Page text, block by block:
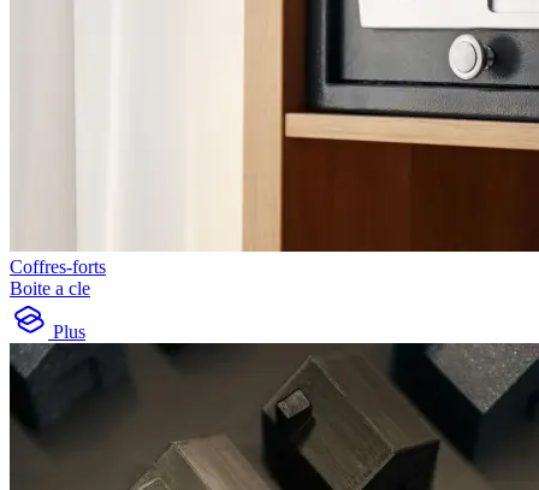
Coffres-forts
Boite a cle
Plus